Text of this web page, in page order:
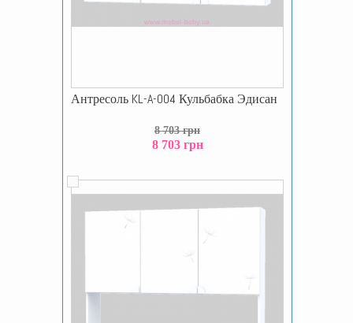
Антресоль KL-A-004 Кульбабка Эдисан
8 703 грн
8 703 грн